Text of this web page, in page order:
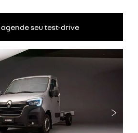
agende seu test-drive